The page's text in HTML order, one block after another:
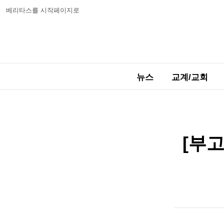
베리타스를 시작페이지로
뉴스 교계/교회
[부